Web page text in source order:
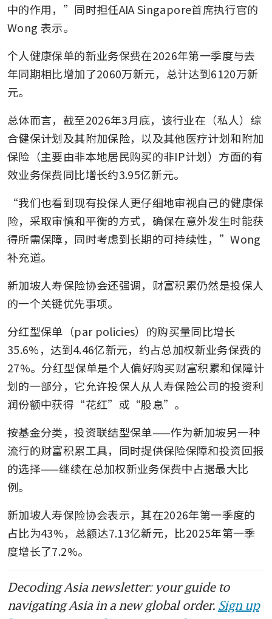
中的作用，”同时担任AIA Singapore首席执行官的
Wong 表示。
个人健康保单的新业务保费在2026年第一季度与去
年同期相比增加了2060万新元，总计达到6120万新
元。
总体而言，截至2026年3月底，该行业在（私人）综
合健保计划及其附加保险，以及其他医疗计划和附加
保险（主要由非本地居民购买的非IP计划）方面的有
效业务保费同比增长约3.95亿新元。
“我们也看到现有投保人更仔细地审视自己的健康保
险，采取审慎和平衡的方式，确保在意外发生时能获
得所需保障，同时考虑到长期的可持续性，”Wong
补充道。
新加坡人寿保险协会还强调，财富积累仍然是投保人
的一个关键优先事项。
分红型保单（par policies）的购买量同比增长
35.6%，达到4.46亿新元，约占总加权新业务保费的
27%。分红型保单是个人偏好购买财富积累和保障计
划的一部分，它允许投保人从人寿保险公司的投资利
润份额中获得“花红”或“股息”。
按基金分类，投资联结型保单——作为新加坡另一种
流行的财富积累工具，同时提供保险保障和投资回报
的选择——继续在总加权新业务保费中占据最大比
例。
新加坡人寿保险协会表示，其在2026年第一季度的
占比为43%，总额达7.13亿新元，比2025年第一季
度增长了7.2%。
Decoding Asia newsletter: your guide to
navigating Asia in a new global order. Sign up